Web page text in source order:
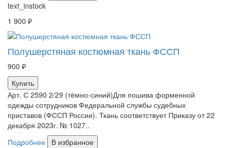
text_instock
1 900 ₽
Полушерстяная костюмная ткань ФССП
900 ₽
Купить
Арт. С 2590 2/29 (тёмно-синий)Для пошива форменной
одежды сотрудников Федеральной службы судебных
приставов (ФССП России). Ткань соответствует Приказу от 22
декабря 2023г. № 1027..
Подробнее
В избранное